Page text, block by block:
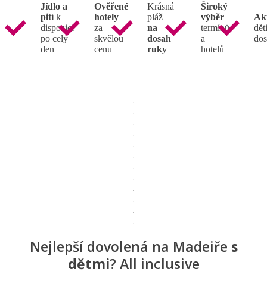
Jídlo a
pitík
dispozici
po celý
den
Ověřené
hotely
za
skvělou
cenu
Krásná
pláž
na
dosah
ruky
Široký
výběr
termínů
a
hotelů
Nejlepší dovolená na Madeiře s
dětmi? All inclusive